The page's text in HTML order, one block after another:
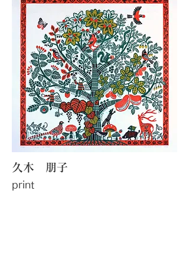
久木 朋子
print